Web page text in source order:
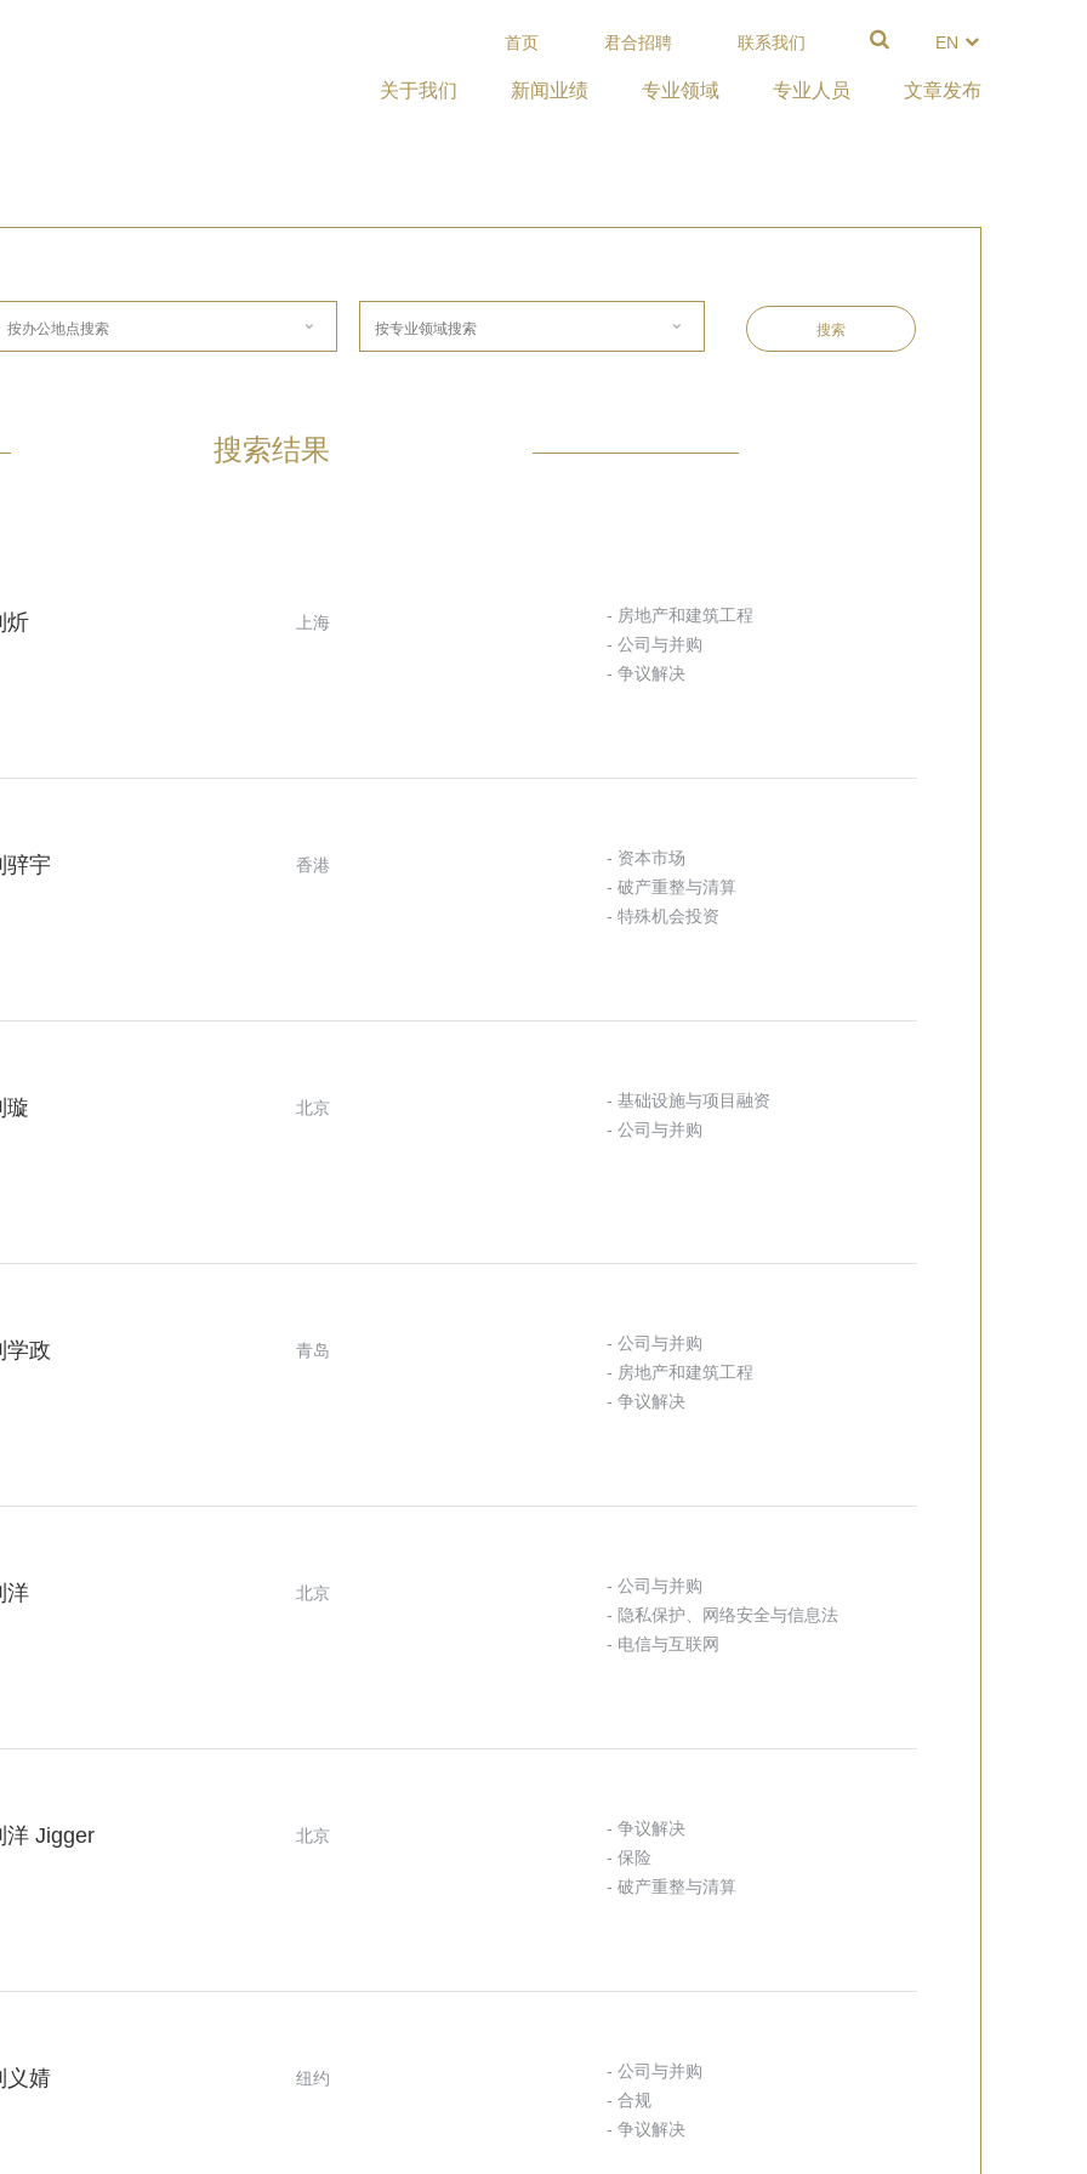
EN
首页 君合招聘 联系我们
关于我们 新闻业绩 专业领域 专业人员 文章发布
搜索结果
炘 上海
- 房地产和建筑工程
- 公司与并购
- 争议解决
骍宇 香港
- 资本市场
- 破产重整与清算
- 特殊机会投资
璇 北京
- 基础设施与项目融资
- 公司与并购
学政 青岛
- 公司与并购
- 房地产和建筑工程
- 争议解决
洋 北京
- 公司与并购
- 隐私保护、网络安全与信息法
- 电信与互联网
洋 Jigger 北京
- 争议解决
- 保险
- 破产重整与清算
义婧 纽约
- 公司与并购
- 合规
- 争议解决